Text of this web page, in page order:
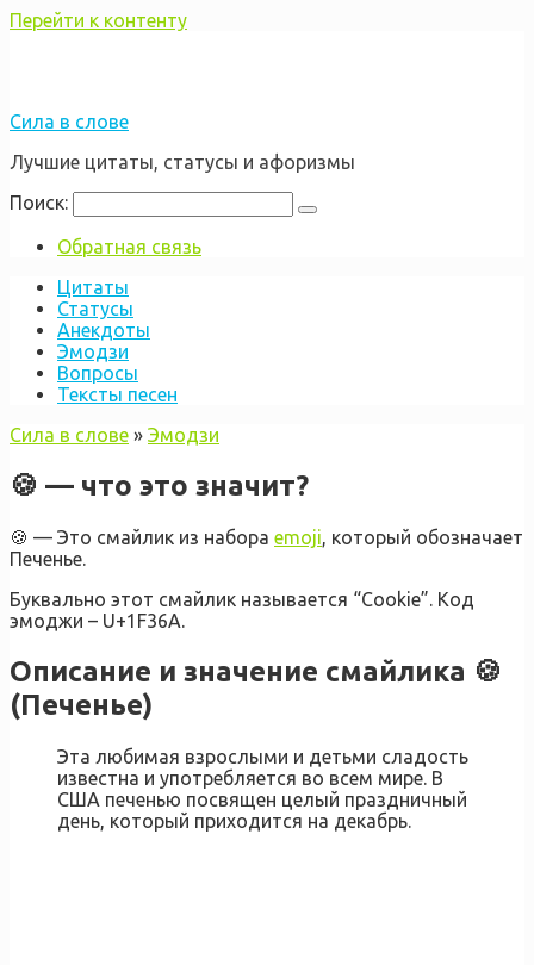
Перейти к контенту
Сила в слове
Лучшие цитаты, статусы и афоризмы
Поиск:
Обратная связь
Цитаты
Статусы
Анекдоты
Эмодзи
Вопросы
Тексты песен
Сила в слове » Эмодзи
🍪 — что это значит?
🍪 — Это смайлик из набора emoji, который обозначает
Печенье.
Буквально этот смайлик называется “Cookie”. Код
эмоджи – U+1F36A.
Описание и значение смайлика 🍪
(Печенье)
Эта любимая взрослыми и детьми сладость
известна и употребляется во всем мире. В
США печенью посвящен целый праздничный
день, который приходится на декабрь.